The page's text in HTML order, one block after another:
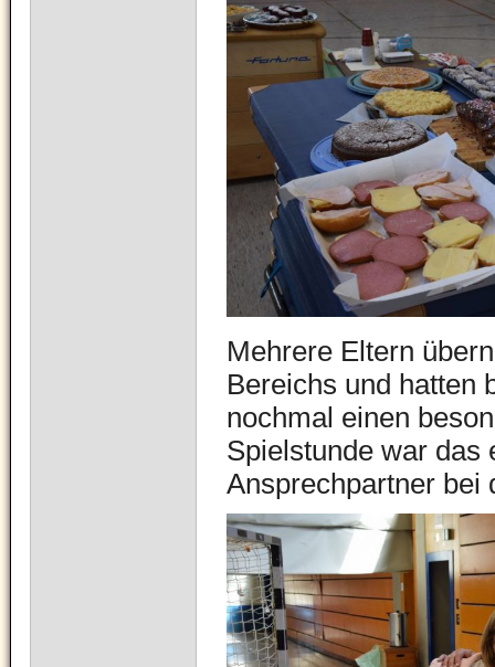
Mehrere Eltern
Bereichs und hatten
nochmal einen
Spielstunde war das
Ansprechpartner bei